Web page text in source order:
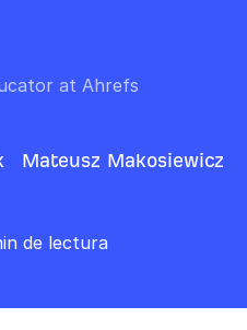
at Ahrefs
Mateusz Makosiewicz
de lectura